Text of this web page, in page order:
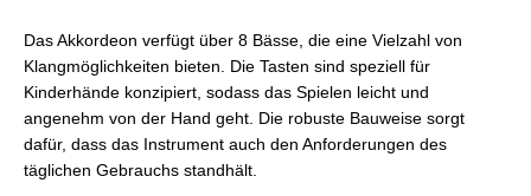
Das Akkordeon verfügt über 8 Bässe, die eine Vielzahl von
Klangmöglichkeiten bieten. Die Tasten sind speziell für
Kinderhände konzipiert, sodass das Spielen leicht und
angenehm von der Hand geht. Die robuste Bauweise sorgt
dafür, dass das Instrument auch den Anforderungen des
täglichen Gebrauchs standhält.